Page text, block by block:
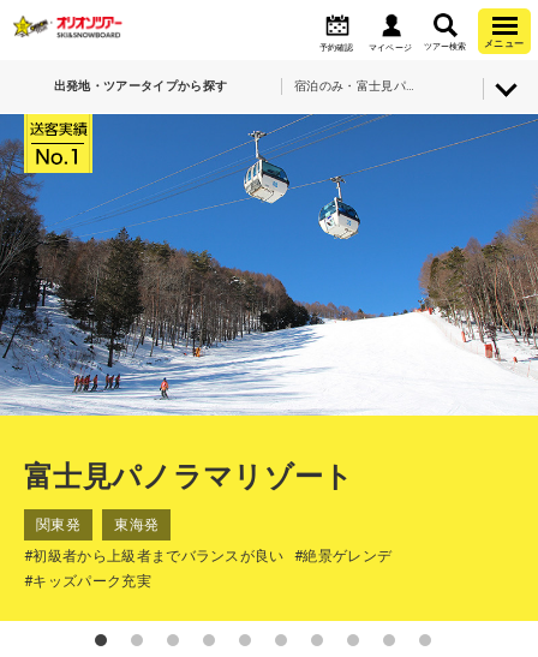
予約確認 マイページ ツアー検索 メニュー
出発地・ツアータイプから探す 宿泊のみ・富士見パノラマリゾート
富士見パノラマリゾート
関東発
東海発
#初級者から上級者までバランスが良い
#絶景ゲレンデ
#キッズパーク充実